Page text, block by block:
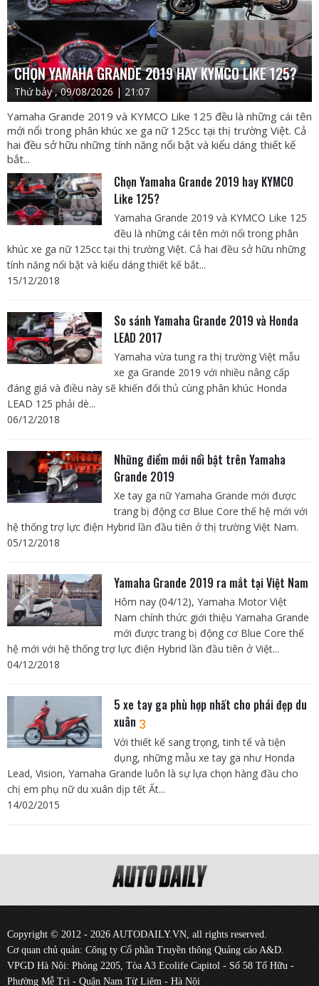
CHỌN YAMAHA GRANDE 2019 HAY KYMCO LIKE 125?
Thứ bảy , 09/08/2026 | 21:07
Yamaha Grande 2019 và KYMCO Like 125 đều là những cái tên
mới nổi trong phân khúc xe ga nữ 125cc tại thị trường Việt. Cả
hai đều sở hữu những tính năng nổi bật và kiểu dáng thiết kế
bắt...
Chọn Yamaha Grande 2019 hay KYMCO
Like 125?
Yamaha Grande 2019 và KYMCO Like 125
đều là những cái tên mới nổi trong phân
khúc xe ga nữ 125cc tại thị trường Việt. Cả hai đều sở hữu những
tính năng nổi bật và kiểu dáng thiết kế bắt...
15/12/2018
So sánh Yamaha Grande 2019 và Honda
LEAD 2017
Yamaha vừa tung ra thị trường Việt mẫu
xe ga Grande 2019 với nhiều nâng cấp
đáng giá và điều này sẽ khiến đối thủ cùng phân khúc Honda
LEAD 125 phải dè...
06/12/2018
Những điểm mới nổi bật trên Yamaha
Grande 2019
Xe tay ga nữ Yamaha Grande mới được
trang bị động cơ Blue Core thế hệ mới với
hệ thống trợ lực điện Hybrid lần đầu tiên ở thị trường Việt Nam.
05/12/2018
Yamaha Grande 2019 ra mắt tại Việt Nam
Hôm nay (04/12), Yamaha Motor Việt
Nam chính thức giới thiệu Yamaha Grande
mới được trang bị động cơ Blue Core thế
hệ mới với hệ thống trợ lực điện Hybrid lần đầu tiên ở Việt...
04/12/2018
5 xe tay ga phù hợp nhất cho phái đẹp du
xuân 3
Với thiết kế sang trọng, tinh tế và tiện
dụng, những mẫu xe tay ga như Honda
Lead, Vision, Yamaha Grande luôn là sự lựa chọn hàng đầu cho
chị em phụ nữ du xuân dịp tết Ất...
14/02/2015
Copyright © 2012 - 2026 AUTODAILY.VN, all rights reserved.
Cơ quan chủ quản: Công ty Cổ phần Truyền thông Quảng cáo A&D.
VPGD Hà Nội: Phòng 2205, Tòa A3 Ecolife Capitol - Số 58 Tố Hữu -
Phường Mễ Trì - Quận Nam Từ Liêm - Hà Nội